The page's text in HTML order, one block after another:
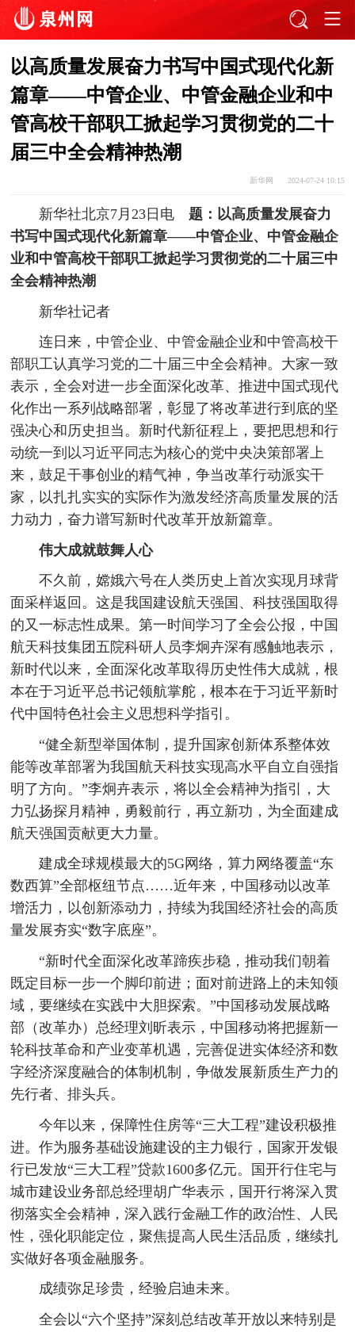
以高质量发展奋力书写中国式现代化新
篇章——中管企业、中管金融企业和中
管高校干部职工掀起学习贯彻党的二十
届三中全会精神热潮
新华网 2024-07-24 10:15
新华社北京7月23日电 题：以高质量发展奋力
书写中国式现代化新篇章——中管企业、中管金融企
业和中管高校干部职工掀起学习贯彻党的二十届三中
全会精神热潮
新华社记者
连日来，中管企业、中管金融企业和中管高校干
部职工认真学习党的二十届三中全会精神。大家一致
表示，全会对进一步全面深化改革、推进中国式现代
化作出一系列战略部署，彰显了将改革进行到底的坚
强决心和历史担当。新时代新征程上，要把思想和行
动统一到以习近平同志为核心的党中央决策部署上
来，鼓足干事创业的精气神，争当改革行动派实干
家，以扎扎实实的实际作为激发经济高质量发展的活
力动力，奋力谱写新时代改革开放新篇章。
伟大成就鼓舞人心
不久前，嫦娥六号在人类历史上首次实现月球背
面采样返回。这是我国建设航天强国、科技强国取得
的又一标志性成果。第一时间学习了全会公报，中国
航天科技集团五院科研人员李炯卉深有感触地表示，
新时代以来，全面深化改革取得历史性伟大成就，根
本在于习近平总书记领航掌舵，根本在于习近平新时
代中国特色社会主义思想科学指引。
“健全新型举国体制，提升国家创新体系整体效
能等改革部署为我国航天科技实现高水平自立自强指
明了方向。”李炯卉表示，将以全会精神为指引，大
力弘扬探月精神，勇毅前行，再立新功，为全面建成
航天强国贡献更大力量。
建成全球规模最大的5G网络，算力网络覆盖“东
数西算”全部枢纽节点……近年来，中国移动以改革
增活力，以创新添动力，持续为我国经济社会的高质
量发展夯实“数字底座”。
“新时代全面深化改革蹄疾步稳，推动我们朝着
既定目标一步一个脚印前进；面对前进路上的未知领
域，要继续在实践中大胆探索。”中国移动发展战略
部（改革办）总经理刘昕表示，中国移动将把握新一
轮科技革命和产业变革机遇，完善促进实体经济和数
字经济深度融合的体制机制，争做发展新质生产力的
先行者、排头兵。
今年以来，保障性住房等“三大工程”建设积极推
进。作为服务基础设施建设的主力银行，国家开发银
行已发放“三大工程”贷款1600多亿元。国开行住宅与
城市建设业务部总经理胡广华表示，国开行将深入贯
彻落实全会精神，深入践行金融工作的政治性、人民
性，强化职能定位，聚焦提高人民生活品质，继续扎
实做好各项金融服务。
成绩弥足珍贵，经验启迪未来。
全会以“六个坚持”深刻总结改革开放以来特别是